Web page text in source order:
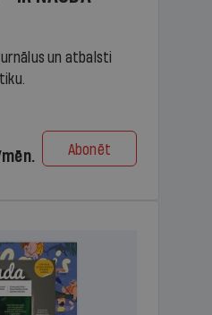
un atbalsti
Abonēt